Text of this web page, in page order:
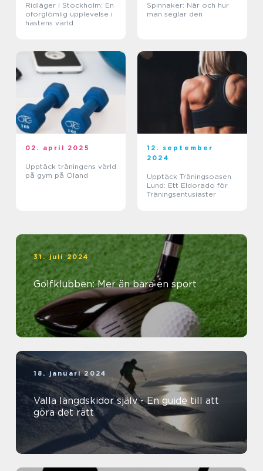
Ridläger i Stockholm: En
oförglömlig upplevelse i
hästens värld
Spinnaker: När och hur
man seglar den
02. april 2025
Upptäck träningens värld
på gym på Öland
12. september
2024
Upptäck Träningsoasen
Lund: Ett Eldorado för
Träningsentusiaster
31. juli 2024
Golfklubben: Mer än bara en sport
18. januari 2024
Valla längdskidor själv - En guide till att
göra det rätt